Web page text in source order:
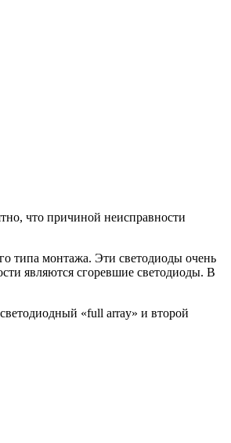
что причиной неисправности
типа монтажа. Эти светодиоды очень
являются сгоревшие светодиоды. В
«full array» и второй